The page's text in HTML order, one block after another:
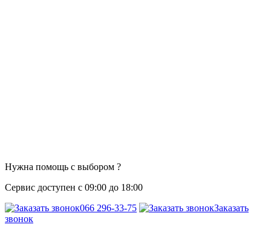
Нужна помощь с выбором ?
Сервис доступен с 09:00 до 18:00
066 296-33-75
Заказать
звонок